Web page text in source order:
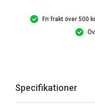
Fri frakt över 500 kr
Specifikationer